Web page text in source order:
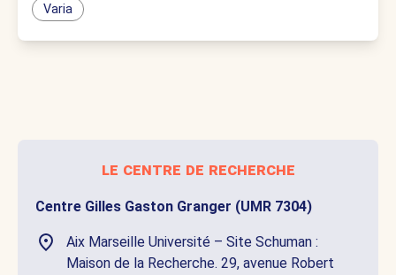
Varia
le centre de recherche
Centre Gilles Gaston Granger (UMR 7304)
Aix Marseille Université – Site Schuman :
Maison de la Recherche. 29, avenue Robert